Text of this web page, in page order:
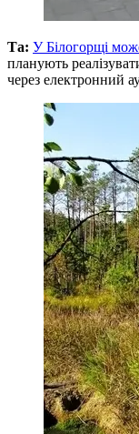
Та: У Білогорщі
планують
через електронний